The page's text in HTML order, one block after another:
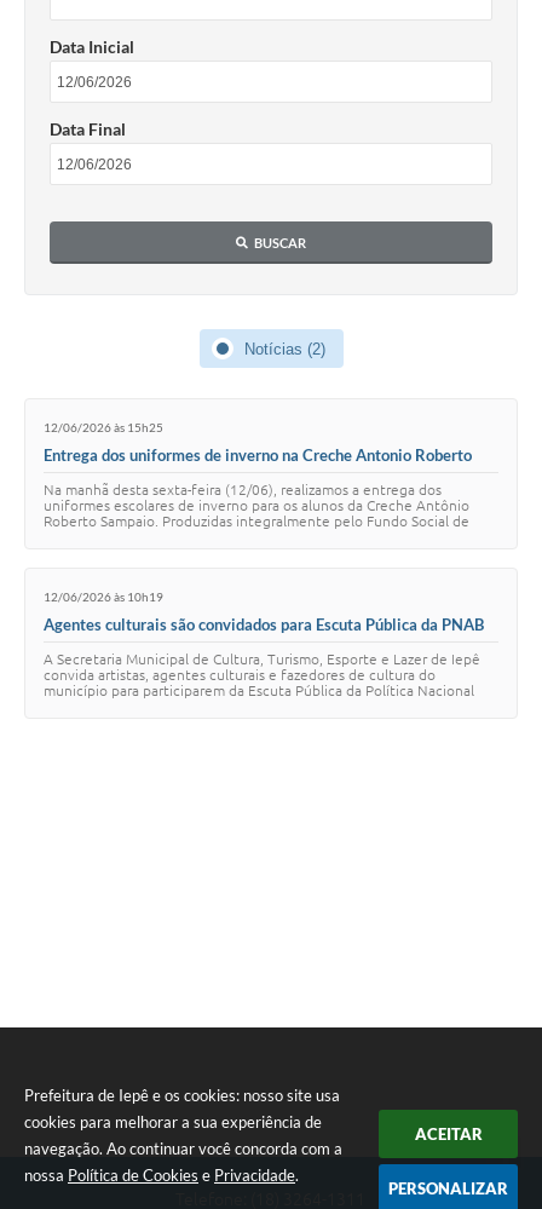
Prefeitura de Iepê e os cookies: nosso site usa
cookies para melhorar a sua experiência de
navegação. Ao continuar você concorda com a
nossa Política de Cookies e Privacidade.
ACEITAR
PERSONALIZAR
Conselho Tutelar
Mapa de estradas rurais
Coleta de Sugestões
Secretarias
Telefones Úteis
A Prefeitura
Data Inicial
Data Final
BUSCAR
Notícias (2)
12/06/2026 às 15h25
Entrega dos uniformes de inverno na Creche Antonio Roberto
Na manhã desta sexta-feira (12/06), realizamos a entrega dos
uniformes escolares de inverno para os alunos da Creche Antônio
Roberto Sampaio. Produzidas integralmente pelo Fundo Social de
12/06/2026 às 10h19
Agentes culturais são convidados para Escuta Pública da PNAB
A Secretaria Municipal de Cultura, Turismo, Esporte e Lazer de Iepê
convida artistas, agentes culturais e fazedores de cultura do
município para participarem da Escuta Pública da Política Nacional